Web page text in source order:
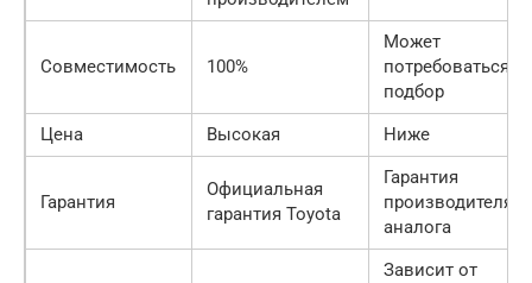
Совместимость 100%
Может
потребоваться
подбор
Цена
Высокая Ниже
Гарантия
Официальная
гарантия Toyota
Гарантия
производителя
аналога
Зависит от